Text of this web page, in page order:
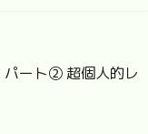
パート② 超個人的レ